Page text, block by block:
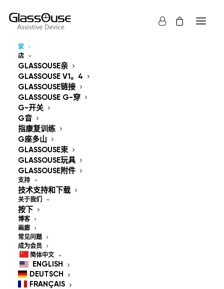
家
店
GLASSOUSE亲
GLASSOUSE V1。4
GLASSOUSE链接
GLASSOUSE G-穿
G-开关
G音
指康复训练
G座多山
GLASSOUSE束
GLASSOUSE玩具
GLASSOUSE附件
支持
技术支持和下载
关于我们
按下
博客
画廊
常见问题
成为会员
简体中文
ENGLISH
DEUTSCH
FRANÇAIS
控制设备
解放双手
GlassOuse — The
World's #1 Hands-Free
Mouse & Head
Controlled Mouse for
People With
Disabilities